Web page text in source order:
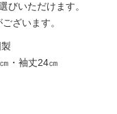
びいただけます。
ざいます。
・袖丈24㎝